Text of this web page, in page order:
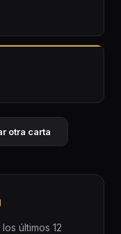
otra carta
últimos 12